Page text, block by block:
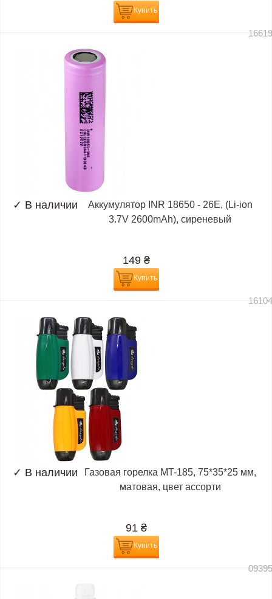
Купить
✓ В наличии
Аккумулятор INR 18650 - 26E, (Li-ion
3.7V 2600mAh), сиреневый
149 ₴
Купить
✓ В наличии
Газовая горелка MT-185, 75*35*25 мм,
матовая, цвет ассорти
91 ₴
Купить